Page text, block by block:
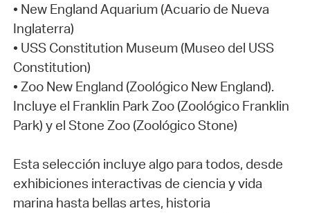
• New England Aquarium (Acuario de Nueva
Inglaterra)
• USS Constitution Museum (Museo del USS
Constitution)
• Zoo New England (Zoológico New England).
Incluye el Franklin Park Zoo (Zoológico Franklin
Park) y el Stone Zoo (Zoológico Stone)
Esta selección incluye algo para todos, desde
exhibiciones interactivas de ciencia y vida
marina hasta bellas artes, historia